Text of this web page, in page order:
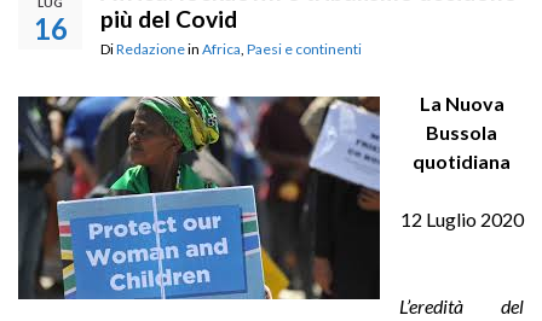
16
più del Covid
DiRedazionein Africa Paesi e continenti
La Nuova
Bussola
quotidiana
12 Luglio 2020
L’eredità del